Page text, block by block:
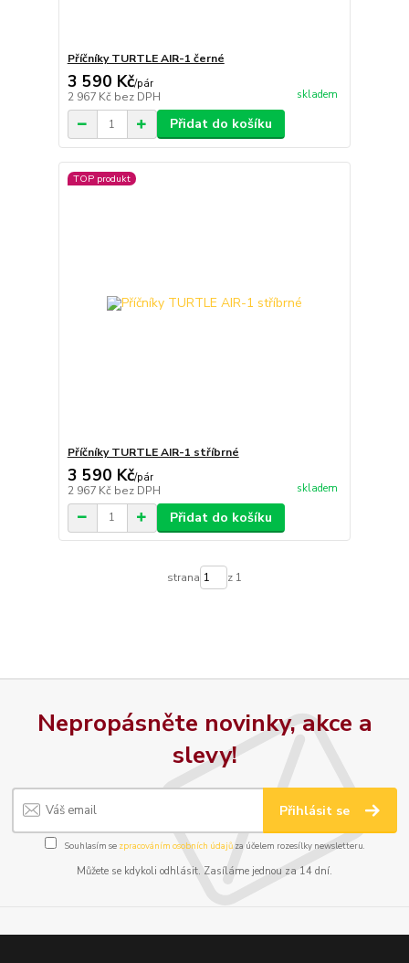
Příčníky TURTLE AIR-1 černé
3 590 Kč/pár
2 967 Kč bez DPH skladem
Přidat do košíku
TOP produkt
Příčníky TURTLE AIR-1 stříbrné
3 590 Kč/pár
2 967 Kč bez DPH skladem
Přidat do košíku
strana z 1
Nepropásněte novinky, akce a
slevy!
Přihlásit se
Souhlasím se zpracováním osobních údajůza účelem rozesílky newsletteru.
Můžete se kdykoli odhlásit. Zasíláme jednou za 14 dní.